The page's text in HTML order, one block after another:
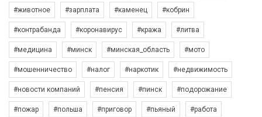
#животное #зарплата #каменец #кобрин
#контрабанда #коронавирус #кража #литва
#медицина #минск #минская_область #мото
#мошенничество #налог #наркотик #недвижимость
#новости компаний #пенсия #пинск #подорожание
#пожар #польша #приговор #пьяный #работа